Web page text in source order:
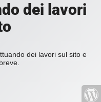
dei lavori
dei lavori sul sito e